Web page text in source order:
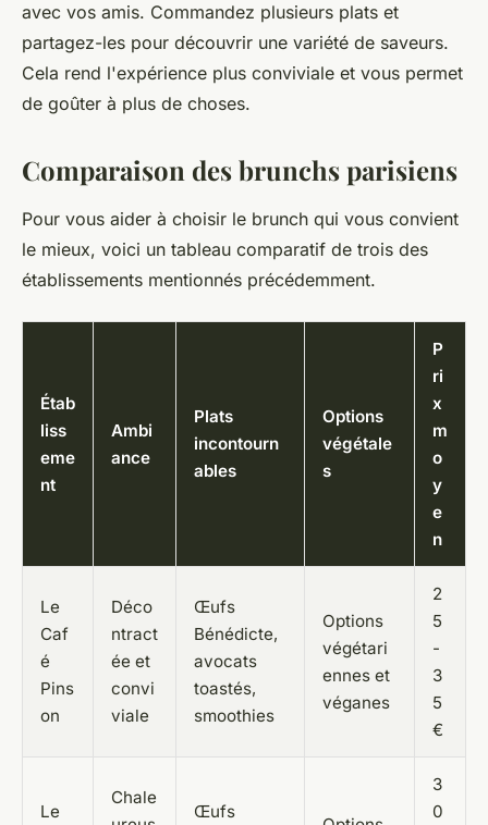
avec vos amis. Commandez plusieurs plats et
partagez-les pour découvrir une variété de saveurs.
Cela rend l'expérience plus conviviale et vous permet
de goûter à plus de choses.
Comparaison des brunchs parisiens
Pour vous aider à choisir le brunch qui vous convient
le mieux, voici un tableau comparatif de trois des
établissements mentionnés précédemment.
Étab
liss
eme
nt
Ambi
ance
Plats
incontourn
ables
Options
végétale
s
P
ri
x
m
o
y
e
n
Le
Caf
é
Pins
on
Déco
ntract
ée et
convi
viale
Œufs
Bénédicte,
avocats
toastés,
smoothies
Options
végétari
ennes et
véganes
2
5
-
3
5
€
Le
Chale
Œufs
3
0